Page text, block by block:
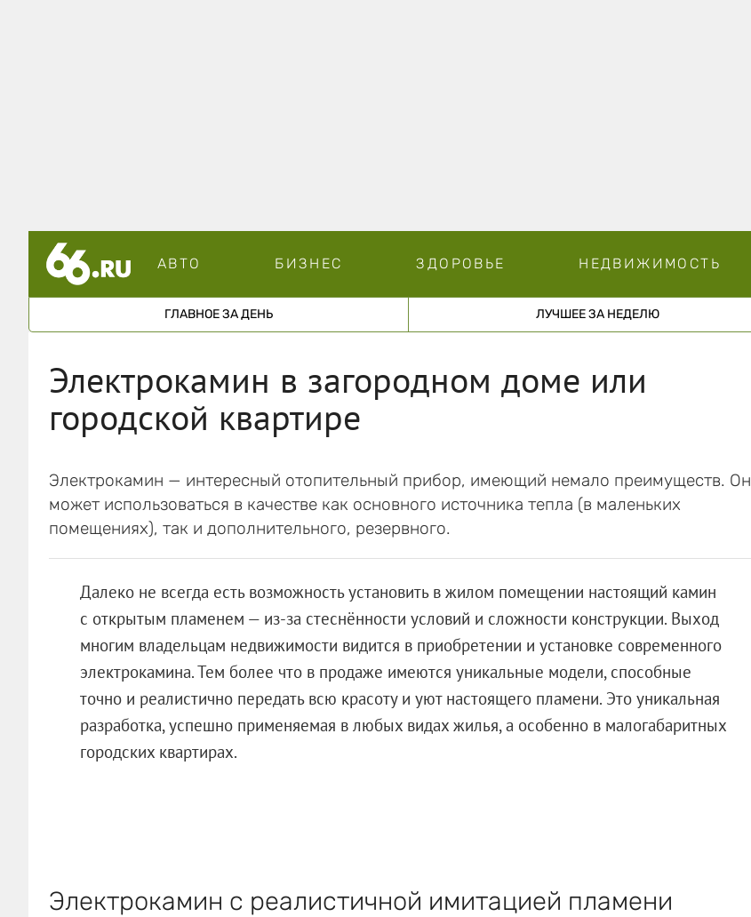
АВТО БИЗНЕС ЗДОРОВЬЕ НЕДВИЖИМОСТЬ
ГЛАВНОЕ ЗА ДЕНЬ ЛУЧШЕЕ ЗА НЕДЕЛЮ
Электрокамин в загородном доме или
городской квартире
Электрокамин — интересный отопительный прибор, имеющий немало преимуществ. Он
может использоваться в качестве как основного источника тепла (в маленьких
помещениях), так и дополнительного, резервного.
Далеко не всегда есть возможность установить в жилом помещении настоящий камин
с открытым пламенем — из-за стеснённости условий и сложности конструкции. Выход
многим владельцам недвижимости видится в приобретении и установке современного
электрокамина. Тем более что в продаже имеются уникальные модели, способные
точно и реалистично передать всю красоту и уют настоящего пламени. Это уникальная
разработка, успешно применяемая в любых видах жилья, а особенно в малогабаритных
городских квартирах.
Электрокамин с реалистичной имитацией пламени